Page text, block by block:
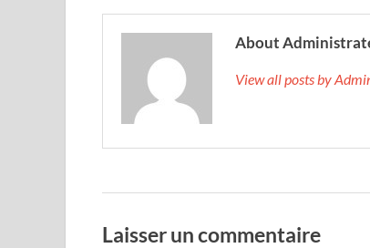
About
View all posts by
Laisser un commentaire